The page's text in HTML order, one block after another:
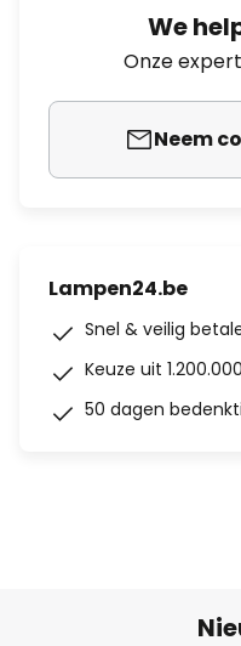
We
Onze
Neem
Lampen24.be
Snel & veilig
Keuze uit
50 dagen